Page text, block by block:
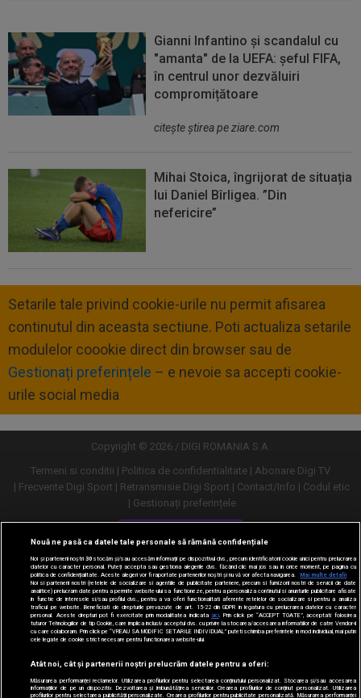
Gianni Infantino și scandalul cu
"amanta" de la UEFA: șeful FIFA,
în centrul unor dezvăluiri
compromițătoare
citeşte ştirea pe ziare.com
Mihai Stoica, îngrijorat de situația
lui Daniel Bîrligea. ”Din
nefericire”
Setarile tale privind cookie-urile nu permit afisarea
continutul din aceasta sectiune. Poti actualiza setarile
modulelor coookie direct din browser sau de
Gestionați preferințele – e nevoie sa accepti cookie-
urile social media
Copyright © 2026 / DIGI ROMANIA S.A.
Termeni si conditii
Politica de confidentialitate
Abonare Digi TV
Frecvente Digi Sport
Retransmisie Digi Sport Contact/Info
Codul etic
Gestionați preferințele
Versiune desktop
Nouă ne pasă ca datele tale personale să rămână confidențiale
Noi și partenerii noștri30stocăm și/sau accesăm informații pe dispozitivul dvs., precum identificatorii cookie unici pentru prelucrarea
datelor cu caracter personal. Puteți accepta sau gestiona alegerile dvs. făcând clic mai jos sau în orice moment, pe pagina cu
politica de confidențialitate. Aceste alegeri vor fi raportate partenerilor noștri și nu vă vor afecta navigarea.
Mai multe detalii
Noi si partenerii nostri (retelele de socializare si agentiile de publicitate partenere, precum si furnizorii nostri de servicii de date
analitice) prelucram date pentru a permite website-ului sa functioneze, pentru a personaliza continutul si anunturile publicitare afisate
in functie de interesele si/sau profilul dvs., pentru a va oferi functionalitati aferente retelelor de socializare si pentru a analiza
traficul pe website. Beneficiati de drepturile prevazute de art. 15-22 din GDPR in legatura cu prelucrarea datelor cu caracter
personal. Aceste drepturi pot fi exercitate prin modalitatea indicata aici. Prin click pe “ACCEPT TOATE”, acceptati folosirea
tuturor Tehnologiilor de tip Cookie, care implica inclusiv acceptul dvs. cu privire la stocarea/accesarea informatiilor de catre Vendor-ii
cu care colaboram. Prin click pe “VREAU SA MODIFIC SETARILE INDIVIDUAL” puteti schimba preferintele in mod individual, mai putin
cele legate de cookie strict necesare pentru functionarea website-ului.
Atât noi, cât și partenerii noștri prelucrăm datele pentru a oferi:
Măsurarea performanței reclamelor. Utilizarea profilurilor pentru selectarea conținutului personalizat. Stocarea și/sau accesarea
informațiilor de pe un dispozitiv. Dezvoltarea și îmbunătățirea serviciilor. Crearea profilurilor de conținut personalizat. Utilizarea
profilurilor pentru selectarea publicității personalizate. Crearea profilurilor pentru publicitate personalizată. Măsurarea performanței